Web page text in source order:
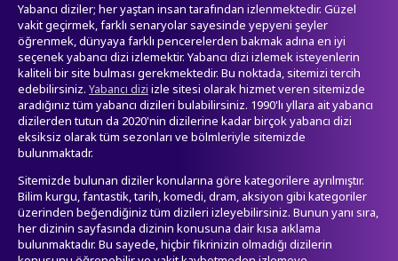
Yabancı diziler; her yaştan insan tarafından izlenmektedir. Güzel
vakit geçirmek, farklı senaryolar sayesinde yepyeni şeyler
öğrenmek, dünyaya farklı pencerelerden bakmak adına en iyi
seçenek yabancı dizi izlemektir. Yabancı dizi izlemek isteyenlerin
kaliteli bir site bulması gerekmektedir. Bu noktada, sitemizi tercih
edebilirsiniz. Yabancı dizi izle sitesi olarak hizmet veren sitemizde
aradığınız tüm yabancı dizileri bulabilirsiniz. 1990'lı yllara ait yabancı
dizilerden tutun da 2020'nin dizilerine kadar birçok yabancı dizi
eksiksiz olarak tüm sezonları ve bölmleriyle sitemizde
bulunmaktadr.
Sitemizde bulunan diziler konularına göre kategorilere ayrılmıştır.
Bilim kurgu, fantastik, tarih, komedi, dram, aksiyon gibi kategoriler
üzerinden beğendiğiniz tüm dizileri izleyebilirsiniz. Bunun yanı sıra,
her dizinin sayfasında dizinin konusuna dair kısa aıklama
bulunmaktadır. Bu sayede, hiçbir fikrinizin olmadığı dizilerin